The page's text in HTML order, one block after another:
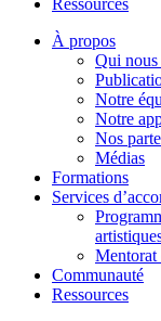
Ressources
À propos
Qui nous
Notre
Notre
Nos
Médias
Formations
Services
Mentorat
Communauté
Ressources